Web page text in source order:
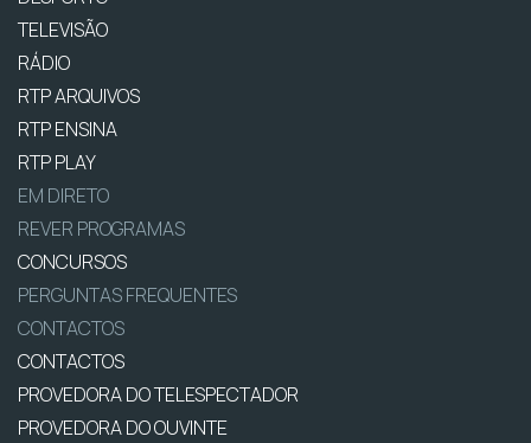
TELEVISÃO
RÁDIO
RTP ARQUIVOS
RTP ENSINA
RTP PLAY
EM DIRETO
REVER PROGRAMAS
CONCURSOS
PERGUNTAS FREQUENTES
CONTACTOS
CONTACTOS
PROVEDORA DO TELESPECTADOR
PROVEDORA DO OUVINTE